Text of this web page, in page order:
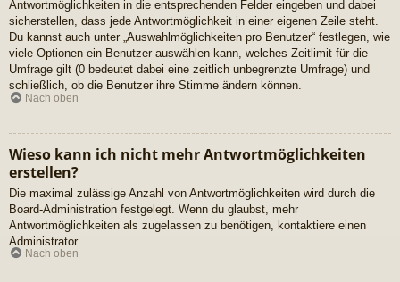
Antwortmöglichkeiten in die entsprechenden Felder eingeben und dabei
sicherstellen, dass jede Antwortmöglichkeit in einer eigenen Zeile steht.
Du kannst auch unter „Auswahlmöglichkeiten pro Benutzer“ festlegen, wie
viele Optionen ein Benutzer auswählen kann, welches Zeitlimit für die
Umfrage gilt (0 bedeutet dabei eine zeitlich unbegrenzte Umfrage) und
schließlich, ob die Benutzer ihre Stimme ändern können.
Nach oben
Wieso kann ich nicht mehr Antwortmöglichkeiten
erstellen?
Die maximal zulässige Anzahl von Antwortmöglichkeiten wird durch die
Board-Administration festgelegt. Wenn du glaubst, mehr
Antwortmöglichkeiten als zugelassen zu benötigen, kontaktiere einen
Administrator.
Nach oben